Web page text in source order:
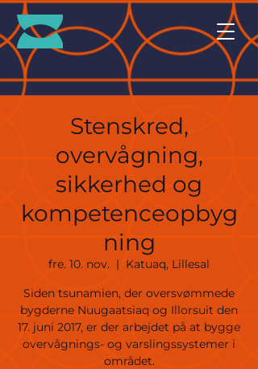
Stenskred,
overvågning,
sikkerhed og
kompetenceopbyg
ning
fre. 10. nov.
  |
Katuaq, Lillesal
Siden tsunamien, der oversvømmede
bygderne Nuugaatsiaq og Illorsuit den
17. juni 2017, er der arbejdet på at bygge
overvågnings- og varslingssystemer i
området.